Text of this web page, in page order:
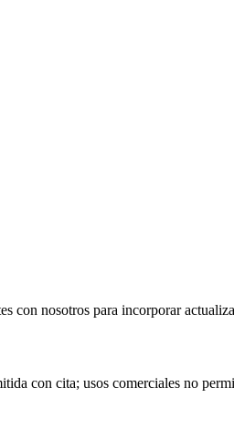
con nosotros para incorporar
con cita; usos comerciales no